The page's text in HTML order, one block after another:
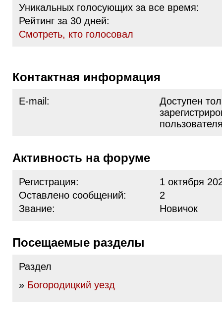
Уникальных голосующих за все время:
Рейтинг за 30 дней:
Cмотреть, кто голосовал
Контактная информация
E-mail:
Доступен
Активность на форуме
Регистрация:
1 октября
Оставлено сообщений:
2
Звание:
Новичок
Посещаемые разделы
Раздел
» Богородицкий уезд